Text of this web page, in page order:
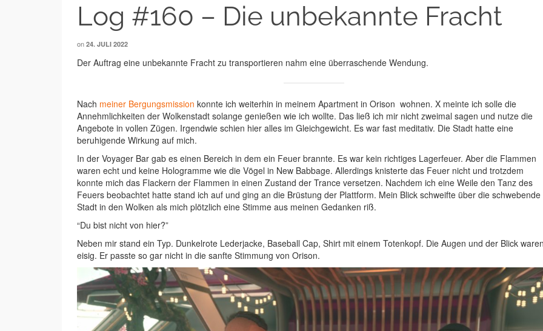
Log #160 – Die unbekannte Fracht
on 24. JULI 2022
Der Auftrag eine unbekannte Fracht zu transportieren nahm eine überraschende Wendung.
Nach meiner Bergungsmission konnte ich weiterhin in meinem Apartment in Orison wohnen. X meinte ich solle die
Annehmlichkeiten der Wolkenstadt solange genießen wie ich wollte. Das ließ ich mir nicht zweimal sagen und nutze die
Angebote in vollen Zügen. Irgendwie schien hier alles im Gleichgewicht. Es war fast meditativ. Die Stadt hatte eine
beruhigende Wirkung auf mich.
In der Voyager Bar gab es einen Bereich in dem ein Feuer brannte. Es war kein richtiges Lagerfeuer. Aber die Flammen
waren echt und keine Hologramme wie die Vögel in New Babbage. Allerdings knisterte das Feuer nicht und trotzdem
konnte mich das Flackern der Flammen in einen Zustand der Trance versetzen. Nachdem ich eine Weile den Tanz des
Feuers beobachtet hatte stand ich auf und ging an die Brüstung der Plattform. Mein Blick schweifte über die schwebende
Stadt in den Wolken als mich plötzlich eine Stimme aus meinen Gedanken riß.
“Du bist nicht von hier?”
Neben mir stand ein Typ. Dunkelrote Lederjacke, Baseball Cap, Shirt mit einem Totenkopf. Die Augen und der Blick
eisig. Er passte so gar nicht in die sanfte Stimmung von Orison.